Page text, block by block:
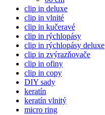
clip in deluxe
clip in vlnité
clip in kučeravé
clip in rýchlopásy
clip in rýchlopásy deluxe
clip in zvýrazňovače
clip in ofiny
clip in copy
DIY sady
keratín
keratín vlnitý
micro ring